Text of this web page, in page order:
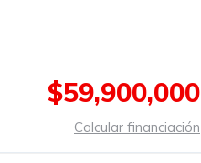
$59,900,000
Calcular financiación